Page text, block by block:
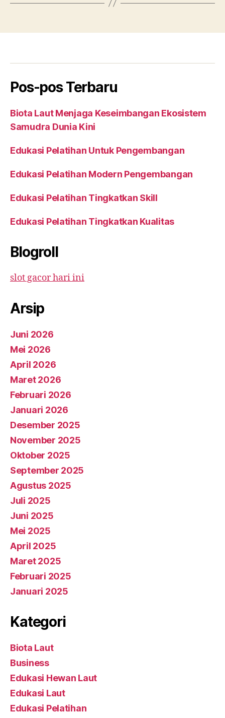
Pos-pos Terbaru
Biota Laut Menjaga Keseimbangan Ekosistem
Samudra Dunia Kini
Edukasi Pelatihan Untuk Pengembangan
Edukasi Pelatihan Modern Pengembangan
Edukasi Pelatihan Tingkatkan Skill
Edukasi Pelatihan Tingkatkan Kualitas
Blogroll
slot gacor hari ini
Arsip
Juni 2026
Mei 2026
April 2026
Maret 2026
Februari 2026
Januari 2026
Desember 2025
November 2025
Oktober 2025
September 2025
Agustus 2025
Juli 2025
Juni 2025
Mei 2025
April 2025
Maret 2025
Februari 2025
Januari 2025
Kategori
Biota Laut
Business
Edukasi Hewan Laut
Edukasi Laut
Edukasi Pelatihan